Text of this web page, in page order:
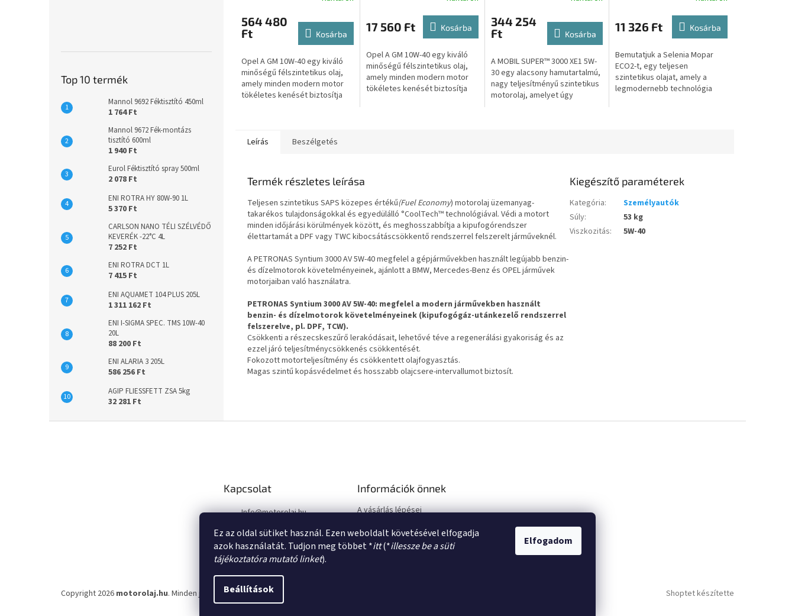
Ez az oldal sütiket használ. Ezen weboldalt követésével elfogadja
azok használatát. Tudjon meg többet *itt(*illessze be a süti
tájékoztatóra mutató linket).
Beállítások
Elfogadom
Top 10 termék
Mannol 9692 Féktisztító 450ml
1 764 Ft
Mannol 9672 Fék-montázs
tisztító 600ml
1 940 Ft
Eurol Féktisztító spray 500ml
2 078 Ft
ENI ROTRA HY 80W-90 1L
5 370 Ft
CARLSON NANO TÉLI SZÉLVÉDŐ
KEVERÉK -22°C 4L
7 252 Ft
ENI ROTRA DCT 1L
7 415 Ft
ENI AQUAMET 104 PLUS 205L
1 311 162 Ft
ENI I-SIGMA SPEC. TMS 10W-40
20L
88 200 Ft
ENI ALARIA 3 205L
586 256 Ft
AGIP FLIESSFETT ZSA 5kg
32 281 Ft
564 480
Ft
Kosárba
Opel A GM 10W-40 egy kiváló
minőségű félszintetikus olaj,
amely minden modern motor
tökéletes kenését biztosítja
17 560 Ft Kosárba
Opel A GM 10W-40 egy kiváló
minőségű félszintetikus olaj,
amely minden modern motor
tökéletes kenését biztosítja
344 254
Ft
Kosárba
A MOBIL SUPER™ 3000 XE1 5W-
30 egy alacsony hamutartalmú,
nagy teljesítményű szintetikus
motorolaj, amelyet úgy
11 326 Ft Kosárba
Bemutatjuk a Selenia Mopar
ECO2-t, egy teljesen
szintetikus olajat, amely a
legmodernebb technológia
Leírás Beszélgetés
Termék részletes leírása
Teljesen szintetikus SAPS közepes értékű(Fuel Economy) motorolaj üzemanyag-
takarékos tulajdonságokkal és egyedülálló °CoolTech™ technológiával. Védi a motort
minden időjárási körülmények között, és meghosszabbítja a kipufogórendszer
élettartamát a DPF vagy TWC kibocsátáscsökkentő rendszerrel felszerelt járműveknél.
A PETRONAS Syntium 3000 AV 5W-40 megfelel a gépjárművekben használt legújabb benzin-
és dízelmotorok követelményeinek, ajánlott a BMW, Mercedes-Benz és OPEL járművek
motorjaiban való használatra.
PETRONAS Syntium 3000 AV 5W-40: megfelel a modern járművekben használt
benzin- és dízelmotorok követelményeinek (kipufogógáz-utánkezelő rendszerrel
felszerelve, pl. DPF, TCW).
Csökkenti a részecskeszűrő lerakódásait, lehetővé téve a regenerálási gyakoriság és az
ezzel járó teljesítménycsökkenés csökkentését.
Fokozott motorteljesítmény és csökkentett olajfogyasztás.
Magas szintű kopásvédelmet és hosszabb olajcsere-intervallumot biztosít.
Kiegészítő paraméterek
Kategória:
Személyautók
Súly:
53 kg
Viszkozitás: 5W-40
Kapcsolat
Info@motorolaj.hu
Információk önnek
A vásárlás lépései
Adatkezelési tájékoztató
Shoptet készítette
Copyright 2026 motorolaj.hu. Minden jog fenntartva.